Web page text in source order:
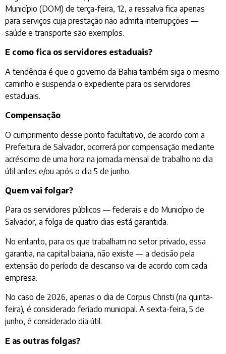
Município (DOM) de terça-feira, 12, a ressalva fica apenas
para serviços cuja prestação não admita interrupções —
saúde e transporte são exemplos.
E como fica os servidores estaduais?
A tendência é que o governo da Bahia também siga o mesmo
caminho e suspenda o expediente para os servidores
estaduais.
Compensação
O cumprimento desse ponto facultativo, de acordo com a
Prefeitura de Salvador, ocorrerá por compensação mediante
acréscimo de uma hora na jornada mensal de trabalho no dia
útil antes e/ou após o dia 5 de junho.
Quem vai folgar?
Para os servidores públicos — federais e do Município de
Salvador, a folga de quatro dias está garantida.
No entanto, para os que trabalham no setor privado, essa
garantia, na capital baiana, não existe — a decisão pela
extensão do período de descanso vai de acordo com cada
empresa.
No caso de 2026, apenas o dia de Corpus Christi (na quinta-
feira), é considerado feriado municipal. A sexta-feira, 5 de
junho, é considerado dia útil.
E as outras folgas?